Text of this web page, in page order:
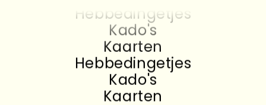
Hebbedingetjes
Kado's
Kaarten
Hebbedingetjes
Kado's
Kaarten